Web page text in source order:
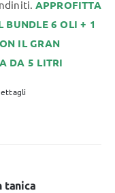
APPROFITTA
BUNDLE 6 OLI + 1
IL GRAN
DA 5 LITRI
tanica